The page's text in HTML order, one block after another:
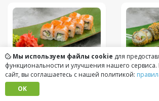
Филадельфия с
красной икрой(250
грамм (г))
Семга сверху, сыр Буко,
(240
Мы используем файлы cookie для
функциональности и улучшения нашего
сайт, вы соглашаетесь с нашей политикой:
OK